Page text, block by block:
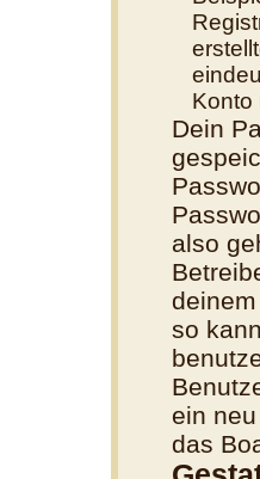
Konto
Dein
also
so
ein
das